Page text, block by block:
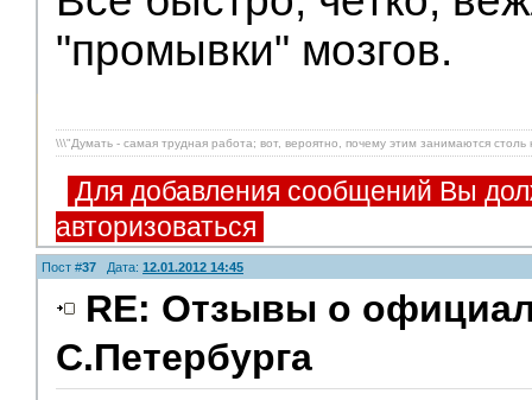
"промывки" мозгов.
\\\"Думать - самая трудная работа; вот, вероятно, почему этим занимаются
Для добавления сообщений Вы
авторизоваться
Пост #37 Дата: 12.01.2012 14:45
RE: Отзывы о
С.Петербурга